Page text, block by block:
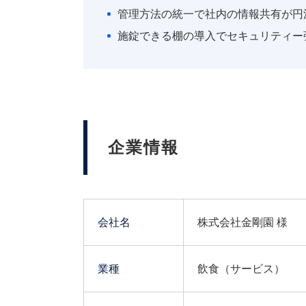
管理方法の統一で社内の情報共有が円
施錠できる棚の導入でセキュリティー
企業情報
会社名 株式会社金剛園 様
業種 飲食（サービス）